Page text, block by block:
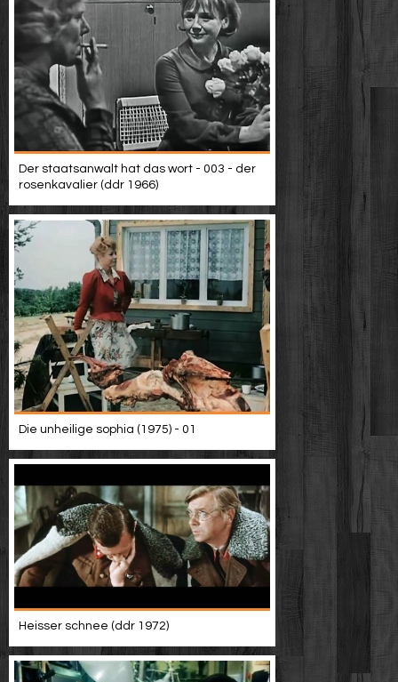
Der staatsanwalt hat das wort - 003 - der
rosenkavalier (ddr 1966)
Die unheilige sophia (1975) - 01
Heisser schnee (ddr 1972)